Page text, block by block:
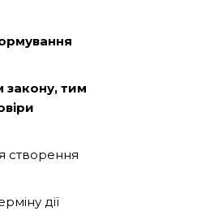
закону, тим
створення
дії